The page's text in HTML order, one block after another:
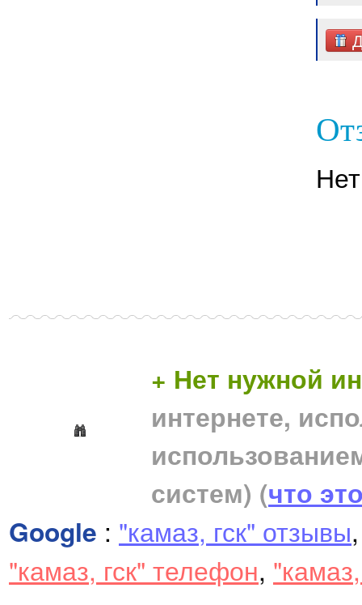
+ Нет нужной
интернете,
систем) (что
Google : "камаз, гск" отзывы
"камаз, гск" телефон,